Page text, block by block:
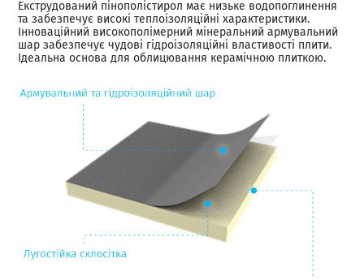
Екструдований пінополістирол має низьке водопоглинення
та забезпечує високі теплоізоляційні характеристики.
Інноваційний високополімерний мінеральний армувальний
шар забезпечує чудові гідроізоляційні властивості плити.
Ідеальна основа для облицювання керамічною плиткою.